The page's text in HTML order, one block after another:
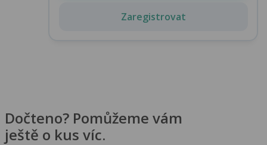
Zaregistrovat
Dočteno? Pomůžeme vám
ještě o kus víc.